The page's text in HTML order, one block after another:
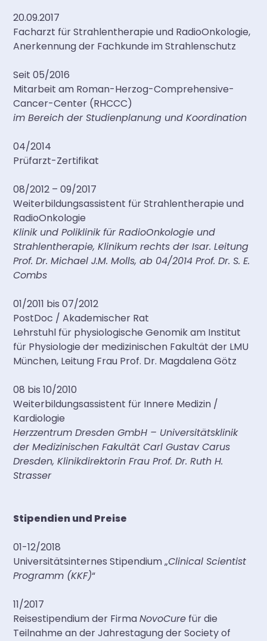
20.09.2017
Facharzt für Strahlentherapie und RadioOnkologie,
Anerkennung der Fachkunde im Strahlenschutz
Seit 05/2016
Mitarbeit am Roman-Herzog-Comprehensive-
Cancer-Center (RHCCC)
im Bereich der Studienplanung und Koordination
04/2014
Prüfarzt-Zertifikat
08/2012 – 09/2017
Weiterbildungsassistent für Strahlentherapie und
RadioOnkologie
Klinik und Poliklinik für RadioOnkologie und
Strahlentherapie, Klinikum rechts der Isar. Leitung
Prof. Dr. Michael J.M. Molls, ab 04/2014 Prof. Dr. S. E.
Combs
01/2011 bis 07/2012
PostDoc / Akademischer Rat
Lehrstuhl für physiologische Genomik am Institut
für Physiologie der medizinischen Fakultät der LMU
München, Leitung Frau Prof. Dr. Magdalena Götz
08 bis 10/2010
Weiterbildungsassistent für Innere Medizin /
Kardiologie
Herzzentrum Dresden GmbH – Universitätsklinik
der Medizinischen Fakultät Carl Gustav Carus
Dresden, Klinikdirektorin Frau Prof. Dr. Ruth H.
Strasser
Stipendien und Preise
01-12/2018
Universitätsinternes Stipendium „Clinical Scientist
Programm (KKF)“
11/2017
Reisestipendium der FirmaNovoCure für die
Teilnahme an der Jahrestagung der Society of